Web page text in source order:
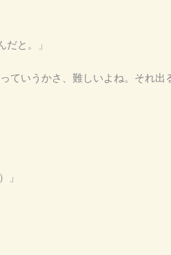
だと。」
ていうかさ、難しいよね。それ出
」